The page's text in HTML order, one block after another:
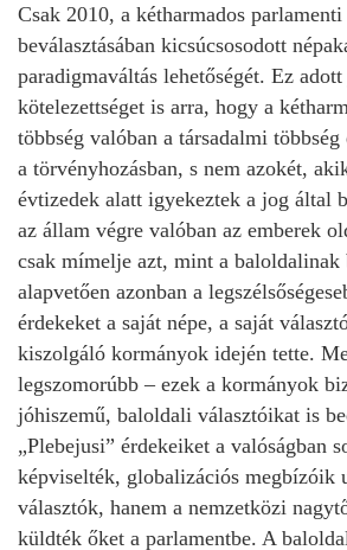
Csak 2010, a kétharmados parlamenti
beválasztásában kicsúcsosodott
paradigmaváltás lehetőségét. Ez
kötelezettséget is arra, hogy a
többség valóban a társadalmi
a törvényhozásban, s nem azokét,
évtizedek alatt igyekeztek a jog által
az állam végre valóban az emberek
csak mímelje azt, mint a baloldalinak
alapvetően azonban a
érdekeket a saját népe, a saját
kiszolgáló kormányok idején tette.
legszomorúbb – ezek a kormányok
jóhiszemű, baloldali választóikat is
„Plebejusi” érdekeiket a valóságban
képviselték, globalizációs megbízóik
választók, hanem a nemzetközi
küldték őket a parlamentbe. A